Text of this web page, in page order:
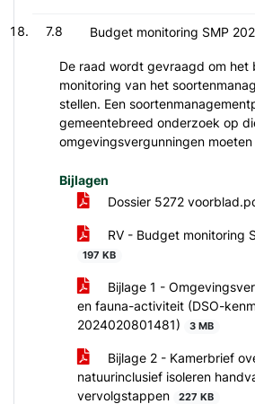
7.8 Budget monitoring SMP
De raad wordt gevraagd om het
monitoring van het
stellen. Een
gemeentebreed onderzoek op
omgevingsvergunningen
Bijlagen
Dossier 5272
RV - Budget monitoring
197 KB
Bijlage 1 -
en fauna-activiteit (DSO-
2024020801481)
3 MB
Bijlage 2 - Kamerbrief
natuurinclusief isoleren
vervolgstappen
227 KB